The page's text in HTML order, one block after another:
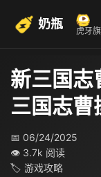
奶瓶 虎牙
新三国志
三国志曹
📅 06/24/2025
👁 3.7k 阅读
🏷 游戏攻略